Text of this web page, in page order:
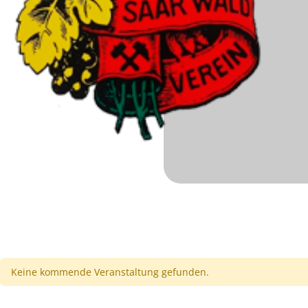
Keine kommende Veranstaltung gefunden.